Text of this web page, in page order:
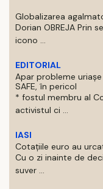
Globalizarea
Dorian OBREJA Prin
icono ...
EDITORIAL
Apar probleme
SAFE, în pericol
* fostul membru al
activistul ci ...
IASI
Cotațiile euro au
Cu o zi inainte de
suver ...